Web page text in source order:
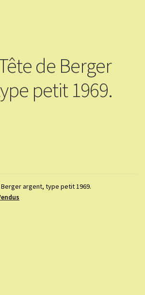
de Berger
petit 1969.
argent, type petit 1969.